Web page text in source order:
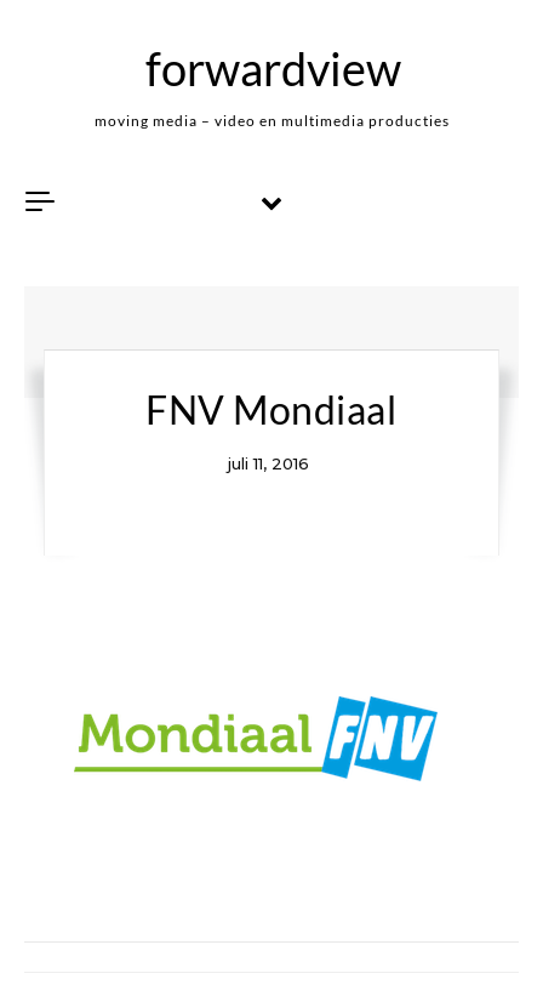
forwardview
moving media – video en multimedia producties
FNV Mondiaal
juli 11, 2016